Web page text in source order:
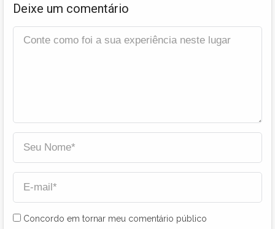
Deixe um comentário
Concordo em tornar meu comentário público